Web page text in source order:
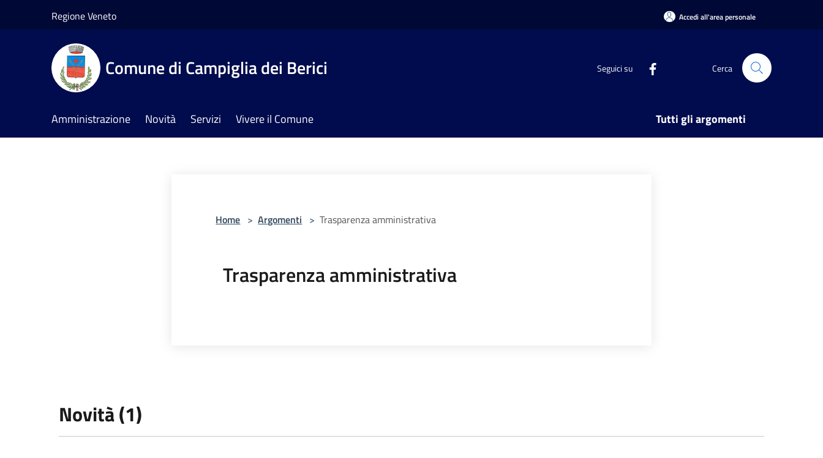
Regione Veneto Accedi all'area personale
Comune di Campiglia dei Berici Seguici su Cerca
Amministrazione Novità Servizi Vivere il Comune Tutti gli argomenti
Home > Argomenti > Trasparenza amministrativa
Trasparenza amministrativa
Novità (1)